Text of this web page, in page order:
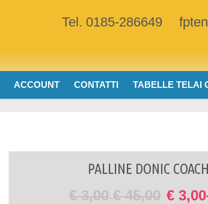
Tel. 0185-286649
ACCOUNT CONTATTI TABELLE TELAI
PALLINE DONIC
€3,00–€45,00 € 3,00